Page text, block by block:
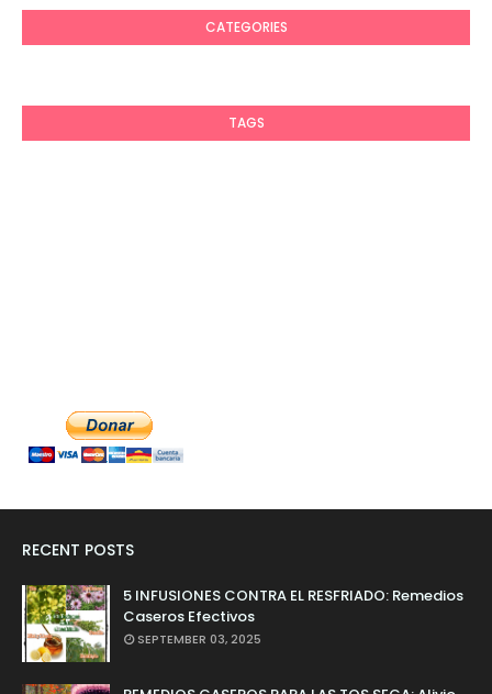
CATEGORIES
TAGS
RECENT POSTS
5 INFUSIONES CONTRA EL RESFRIADO: Remedios
Caseros Efectivos
SEPTEMBER 03, 2025